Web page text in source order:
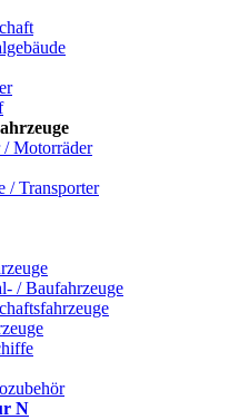
Motorräder
/ Transporter
/ Baufahrzeuge
N